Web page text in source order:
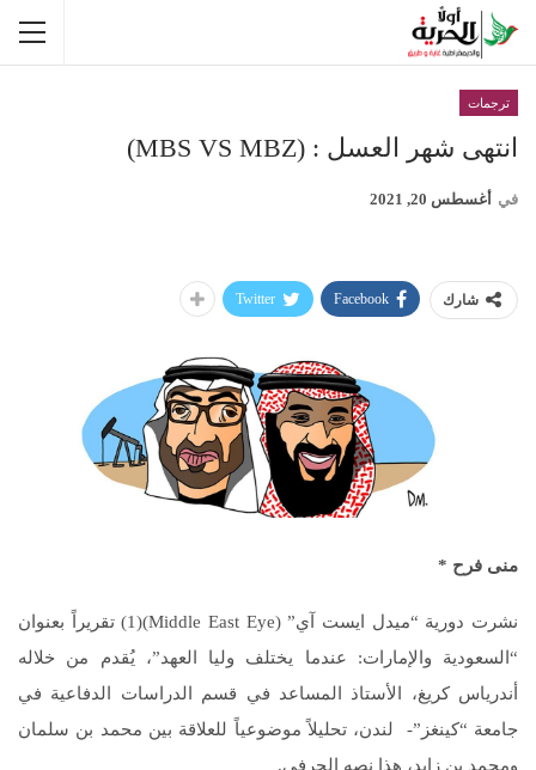
ترجمات
انتهى شهر العسل : (MBS VS MBZ)
في أغسطس 20, 2021
شارك Facebook
Twitter
منى فرح *
نشرت دورية “ميدل ايست آي” (Middle East Eye)(1) تقريراً بعنوان
“السعودية والإمارات: عندما يختلف وليا العهد”، يُقدم من خلاله
أندرياس كريغ، الأستاذ المساعد في قسم الدراسات الدفاعية في
جامعة “كينغز”- لندن، تحليلاً موضوعياً للعلاقة بين محمد بن سلمان
ومحمد بن زايد، هذا نصه الحرفي.